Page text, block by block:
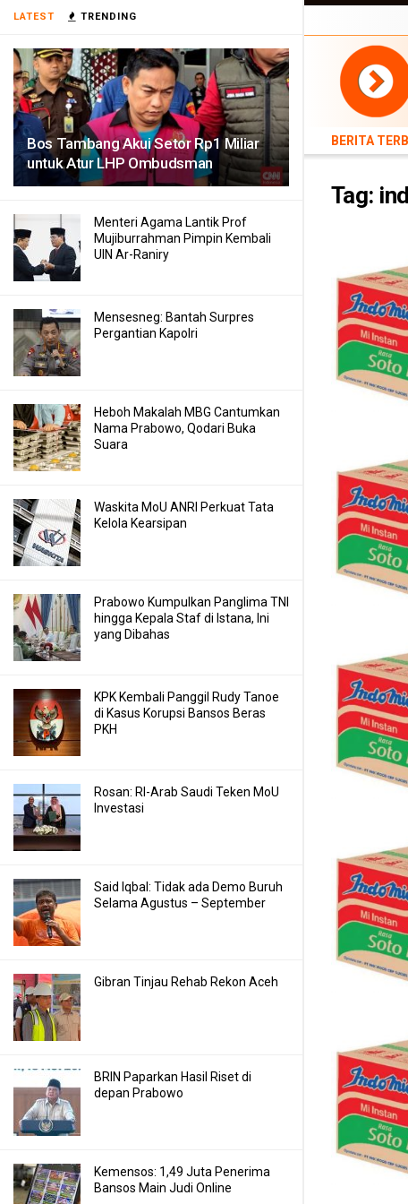
LATEST TRENDING
Bos Tambang Akui Setor Rp1 Miliar
untuk Atur LHP Ombudsman
Menteri Agama Lantik Prof
Mujiburrahman Pimpin Kembali
UIN Ar-Raniry
Mensesneg: Bantah Surpres
Pergantian Kapolri
Heboh Makalah MBG Cantumkan
Nama Prabowo, Qodari Buka
Suara
Waskita MoU ANRI Perkuat Tata
Kelola Kearsipan
Prabowo Kumpulkan Panglima TNI
hingga Kepala Staf di Istana, Ini
yang Dibahas
KPK Kembali Panggil Rudy Tanoe
di Kasus Korupsi Bansos Beras
PKH
Rosan: RI-Arab Saudi Teken MoU
Investasi
Said Iqbal: Tidak ada Demo Buruh
Selama Agustus – September
Gibran Tinjau Rehab Rekon Aceh
BRIN Paparkan Hasil Riset di
depan Prabowo
Kemensos: 1,49 Juta Penerima
Bansos Main Judi Online
BERITA
TEKNOLOGI
BERITA
Tag: